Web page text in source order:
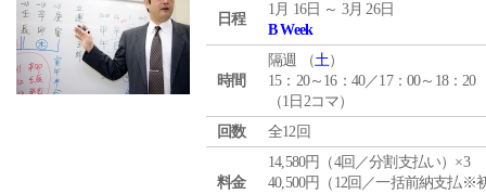
日程
1月 16日 ～ 3月 26日
B Week
時間
隔週 （土）
15：20～16：40／17：00～18：20
（1日2コマ）
回数
全12回
料金
14,580円（4回／分割支払い）×3
40,500円（12回／一括前納支払※